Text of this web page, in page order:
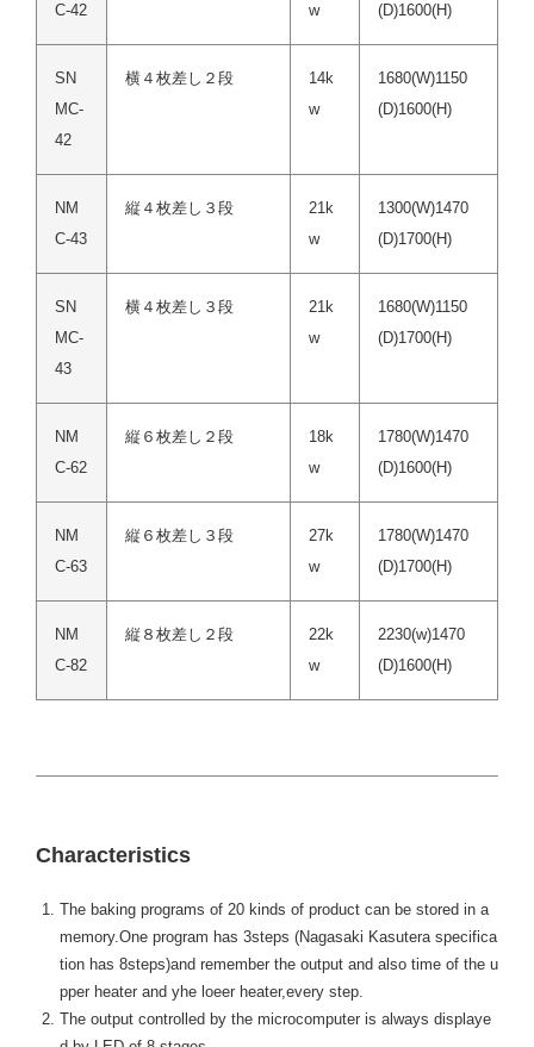
C-42
w
(D)1600(H)
SN
MC-
42
横４枚差し２段
14k
w
1680(W)1150
(D)1600(H)
NM
C-43
縦４枚差し３段
21k
w
1300(W)1470
(D)1700(H)
SN
MC-
43
横４枚差し３段
21k
w
1680(W)1150
(D)1700(H)
NM
C-62
縦６枚差し２段
18k
w
1780(W)1470
(D)1600(H)
NM
C-63
縦６枚差し３段
27k
w
1780(W)1470
(D)1700(H)
NM
C-82
縦８枚差し２段
22k
w
2230(w)1470
(D)1600(H)
Characteristics
The baking programs of 20 kinds of product can be stored in a
memory.One program has 3steps (Nagasaki Kasutera specifica
tion has 8steps)and remember the output and also time of the u
pper heater and yhe loeer heater,every step.
The output controlled by the microcomputer is always displaye